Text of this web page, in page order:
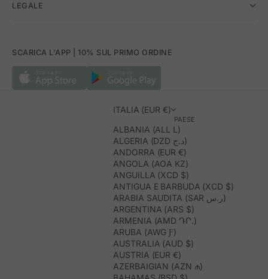
LEGALE
SCARICA L'APP | 10% SUL PRIMO ORDINE
ITALIA (EUR €)
PAESE
ALBANIA (ALL L)
ALGERIA (DZD د.ج)
ANDORRA (EUR €)
ANGOLA (AOA KZ)
ANGUILLA (XCD $)
ANTIGUA E BARBUDA (XCD $)
ARABIA SAUDITA (SAR ر.س)
ARGENTINA (ARS $)
ARMENIA (AMD ԴՐ.)
ARUBA (AWG Ƒ)
AUSTRALIA (AUD $)
AUSTRIA (EUR €)
AZERBAIGIAN (AZN ₼)